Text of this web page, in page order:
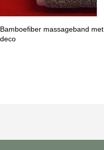
Bamboefiber massageband met
deco